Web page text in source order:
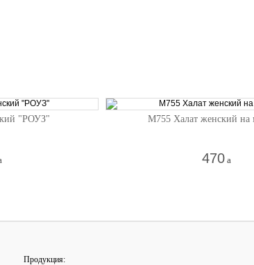
"РОУЗ" М755 Халат женский на
470 a
Продукция: